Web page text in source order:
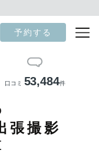
予約する
口コミ 53,484件
張撮影